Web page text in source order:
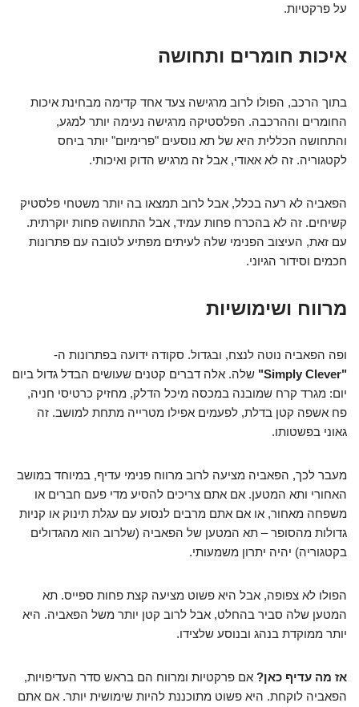
על פרקטיות.
איכות חומרים ותחושה
בתוך הרכב, הפולו לרוב מרגישה צעד אחד קדימה מבחינת איכות
החומרים וההרכבה. הפלסטיקה מרגישה נעימה יותר למגע,
והתחושה הכללית היא של תא נוסעים "פרימיום" יותר ביחס
לקטגוריה. זה לא אאודי, אבל זה מרגיש הדוק ואיכותי.
הפאביה לא רעה בכלל, אבל לרוב תמצאו בה יותר משטחי פלסטיק
קשיחים. זה לא בהכרח פחות עמיד, אבל התחושה פחות יוקרתית.
עם זאת, העיצוב הפנימי שלה לעיתים מפתיע לטובה עם פתרונות
חכמים וסידור הגיוני.
מרווח ושימושיות
ופה הפאביה נוטה לנצח, ובגדול. סקודה ידועה בפתרונות ה-
"Simply Clever"
שלה. אלה דברים קטנים שעושים הבדל גדול ביום
יום: מגרד קרח שמובנה במכסה מיכל הדלק, מחזיק כרטיסי חניה,
פח אשפה קטן בדלת, לפעמים אפילו מטרייה מתחת למושב. זה
גאוני בפשטותו.
מעבר לכך, הפאביה מציעה לרוב מרווח פנימי עדיף, במיוחד במושב
האחורי ותא המטען. אם אתם צריכים להסיע מדי פעם חברים או
משפחה מאחור, או אם אתם מרבים לנסוע עם עגלת תינוק או קניות
גדולות מהסופר – תא המטען של הפאביה (שלרוב הוא מהגדולים
בקטגוריה) יהיה יתרון משמעותי.
הפולו לא צפופה, אבל היא פשוט מציעה קצת פחות ספייס. תא
המטען שלה סביר בהחלט, אבל לרוב קטן יותר משל הפאביה. היא
יותר ממוקדת בנהג ובנוסע שלצידו.
אז מה עדיף כאן? אם פרקטיות ומרווח הם בראש סדר העדיפויות,
הפאביה לוקחת. היא פשוט מתוכננת להיות שימושית יותר. אם אתם